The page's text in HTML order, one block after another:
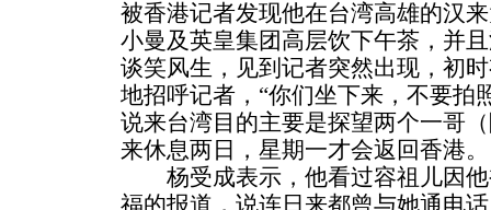
被香港记者发现他在台湾高雄的汉
小曼及英皇集团高层饮下午茶，并
谈笑风生，见到记者突然出现，初
地招呼记者，“你们坐下来，不要拍
说来台湾目的主要是探望两个一哥
来休息两日，星期一才会返回香港。
杨受成表示，他看过容祖儿因他
福的报道，说连日来都曾与她通电